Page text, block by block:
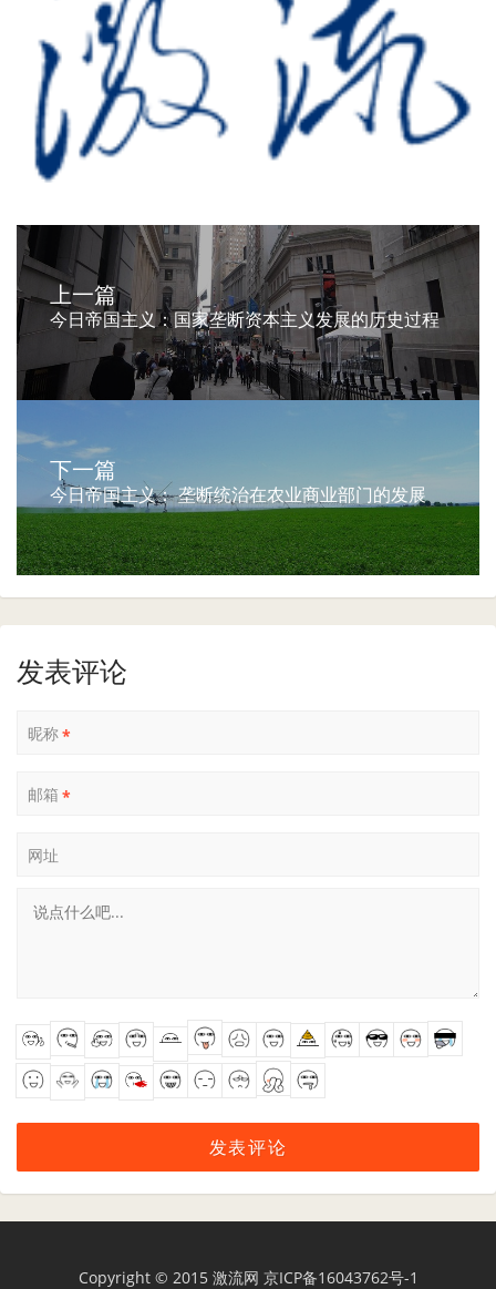
上一篇
今日帝国主义：国家垄断资本主义发展的历史过程
下一篇
今日帝国主义： 垄断统治在农业商业部门的发展
发表评论
昵称*
邮箱 *
网址
Copyright © 2015 激流网 京ICP备16043762号-1